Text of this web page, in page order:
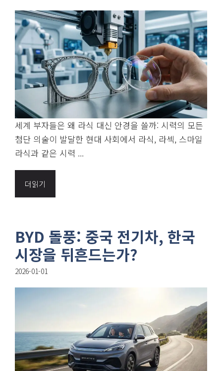
세계 부자들은 왜 라식 대신 안경을 쓸까: 시력의 모든
첨단 의술이 발달한 현대 사회에서 라식, 라섹, 스마일
라식과 같은 시력 ...
더읽기
BYD 돌풍: 중국 전기차, 한국
시장을 뒤흔드는가?
2026-01-01